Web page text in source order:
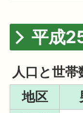
平成
人口と世帯
地区